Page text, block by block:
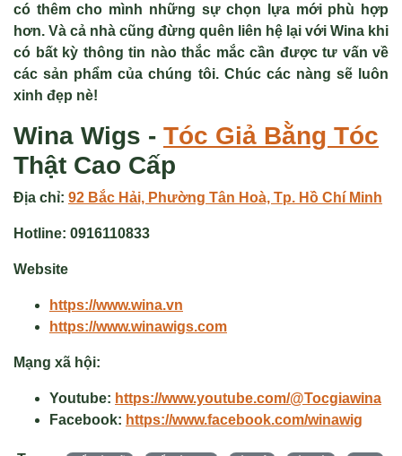
có thêm cho mình những sự chọn lựa mới phù hợp
hơn. Và cả nhà cũng đừng quên liên hệ lại với Wina khi
có bất kỳ thông tin nào thắc mắc cần được tư vấn về
các sản phẩm của chúng tôi. Chúc các nàng sẽ luôn
xinh đẹp nè!
Wina Wigs - Tóc Giả Bằng Tóc
Thật Cao Cấp
Địa chỉ: 92 Bắc Hải, Phường Tân Hoà, Tp. Hồ Chí Minh
Hotline: 0916110833
Website
https://www.wina.vn
https://www.winawigs.com
Mạng xã hội:
Youtube: https://www.youtube.com/@Tocgiawina
Facebook: https://www.facebook.com/winawig